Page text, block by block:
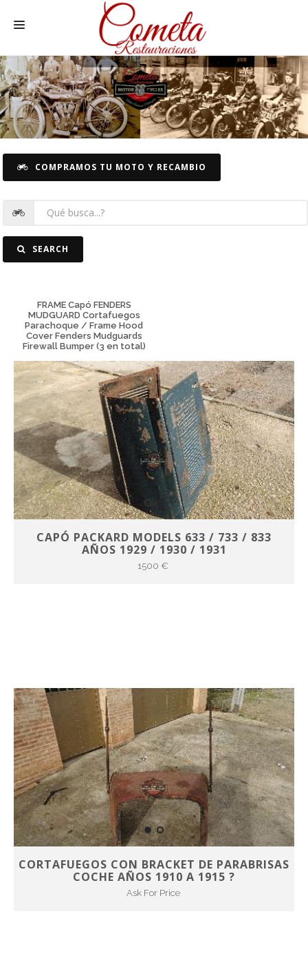
HOME
SPANISH MOTORCYCLES
MOTORCYCLE SPARE PARTS
COMPRAMOS TU MOTO Y RECAMBIO
SEARCH
FRAME Capó FENDERS
MUDGUARD Cortafuegos
Parachoque / Frame Hood
Cover Fenders Mudguards
Firewall Bumper (3 en total)
CAPÓ PACKARD MODELS 633 / 733 / 833
AÑOS 1929 / 1930 / 1931
1500 €
CORTAFUEGOS CON BRACKET DE PARABRISAS
COCHE AÑOS 1910 A 1915 ?
Ask For Price